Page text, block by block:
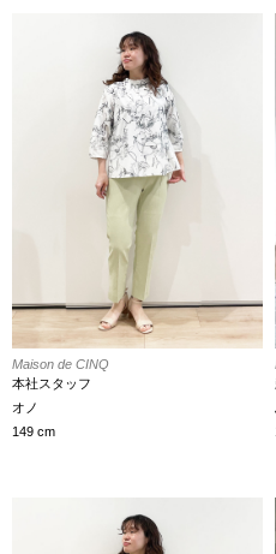
Maison de CINQ
本社スタッフ
オノ
149 cm